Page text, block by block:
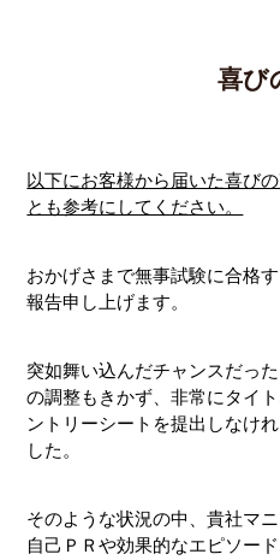
喜び
以下にお客様から届いた喜び
とも参考にしてください。
おかげさまで無事試験に合格
報告申し上げます。
突如舞い込んだチャンスだっ
の調整もきかず、非常にタイ
ントリーシートを提出しなけ
した。
そのような状況の中、貴社マ
自己ＰＲや効果的なエピソー